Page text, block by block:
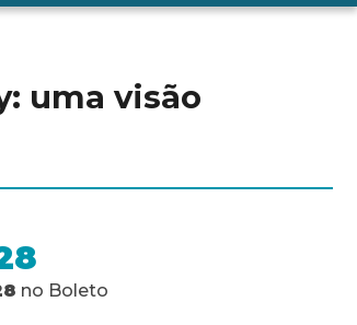
uma visão
no Boleto